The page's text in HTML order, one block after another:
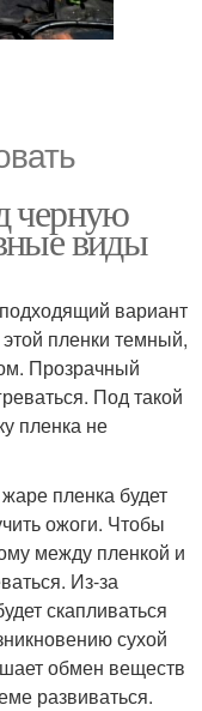
черную
виды
вариант
пленки темный,
Прозрачный
Под такой
пленка не
пленка будет
ожоги. Чтобы
между пленкой и
Из-за
скапливаться
сухой
обмен веществ
развиваться.